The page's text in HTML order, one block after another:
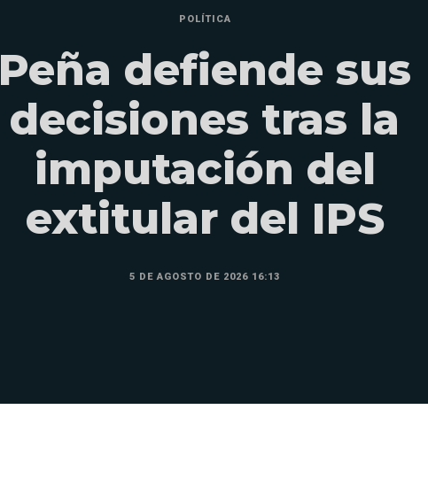
POLÍTICA
Peña defiende sus
decisiones tras la
imputación del
extitular del IPS
5 DE AGOSTO DE 2026 16:13